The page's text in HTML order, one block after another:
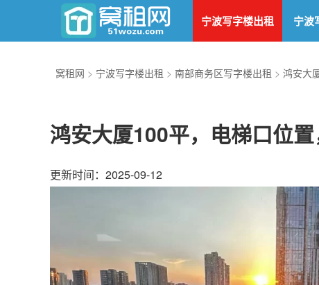
宁波写字楼出租 宁波
窝租网 > 宁波写字楼出租 > 南部商务区写字楼出租 > 鸿安大
鸿安大厦100平，电梯口位
更新时间：2025-09-12